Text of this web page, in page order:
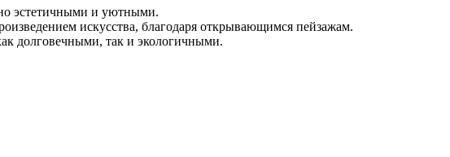
эстетичными и уютными.
искусства, благодаря открывающимся пейзажам.
долговечными, так и экологичными.